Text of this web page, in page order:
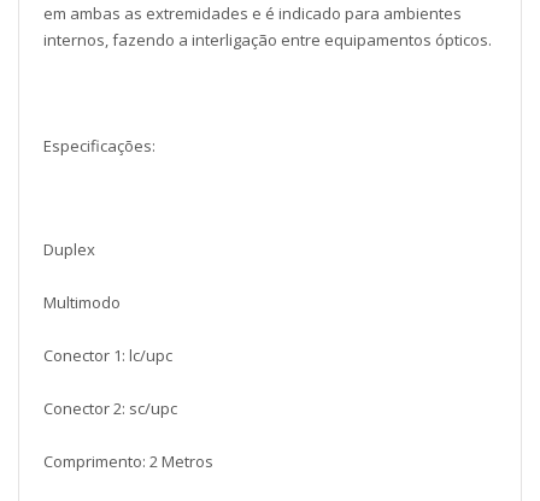
em ambas as extremidades e é indicado para ambientes
internos, fazendo a interligação entre equipamentos ópticos.
Especificações:
Duplex
Multimodo
Conector 1: lc/upc
Conector 2: sc/upc
Comprimento: 2 Metros